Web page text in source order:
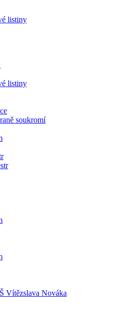
listiny
listiny
soukromí
Vítězslava Nováka